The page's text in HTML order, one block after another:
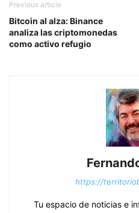
Previous article
Bitcoin al alza: Binance
analiza las criptomonedas
como activo refugio
https://
Tu espacio de noticias e